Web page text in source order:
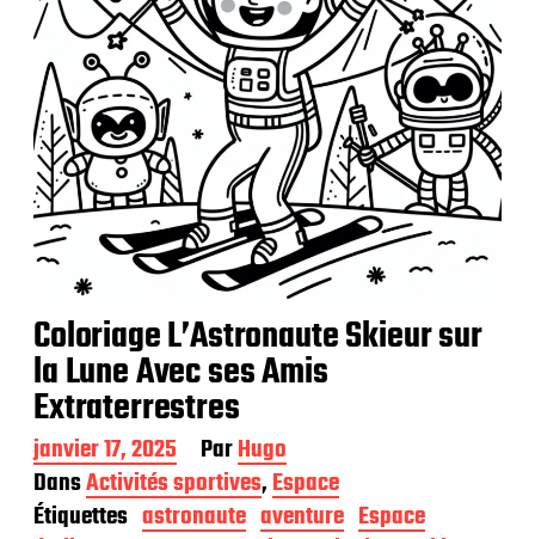
o
Coloriage L’Astronaute Skieur sur
la Lune Avec ses Amis
Extraterrestres
D
a
t
e
janvier 17, 2025 ParHugo
DansActivités sportives,Espace
Étiquettes astronaute aventure Espace